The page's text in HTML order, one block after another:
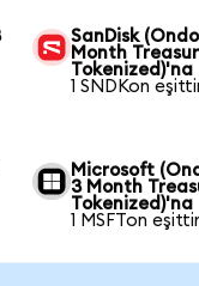
SanDisk
Month
Tokenized)'na
1 SNDKon
Microsoft
3 Month
Tokenized)'na
1 MSFTon